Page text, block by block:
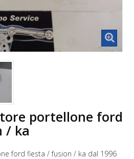
portellone ford
/ ka
ford fiesta / fusion / ka dal 1996